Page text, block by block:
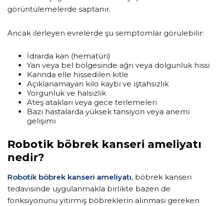
görüntülemelerde saptanır.
Ancak ilerleyen evrelerde şu semptomlar görülebilir:
İdrarda kan (hematüri)
Yan veya bel bölgesinde ağrı veya dolgunluk hissi
Karında elle hissedilen kitle
Açıklanamayan kilo kaybı ve iştahsızlık
Yorgunluk ve halsizlik
Ateş atakları veya gece terlemeleri
Bazı hastalarda yüksek tansiyon veya anemi
gelişimi
Robotik böbrek kanseri ameliyatı
nedir?
Robotik böbrek kanseri ameliyatı, böbrek kanseri
tedavisinde uygulanmakla birlikte bazen de
fonksiyonunu yitirmiş böbreklerin alınması gereken